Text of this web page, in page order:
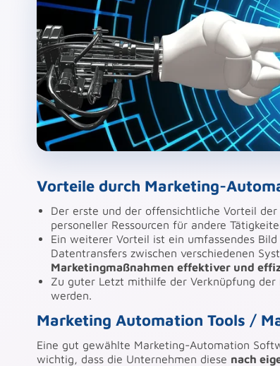
Vorteile durch Marketing-
Der erste und der offensichtliche Vorteil
personeller Ressourcen für andere
Ein weiterer Vorteil ist ein umfassendes
Datentransfers zwischen verschiedenen
Marketingmaßnahmen effektiver und
Zu guter Letzt mithilfe der Verknüpfung
werden.
Marketing Automation Tools /
Eine gut gewählte Marketing-Automation
wichtig, dass die Unternehmen diese nach